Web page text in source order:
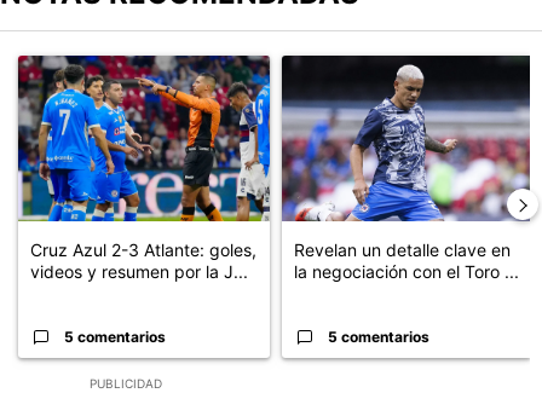
PUBLICIDAD
Un artículo de tendencia con el título "Cruz Azul 2-3 Atlante:
Cruz Azul 2-3 Atlante: goles,
videos y resumen por la J...
5 comentarios
Un artículo de tendencia con
Revelan un detalle clave en
la negociación con el Toro ...
5 comentarios